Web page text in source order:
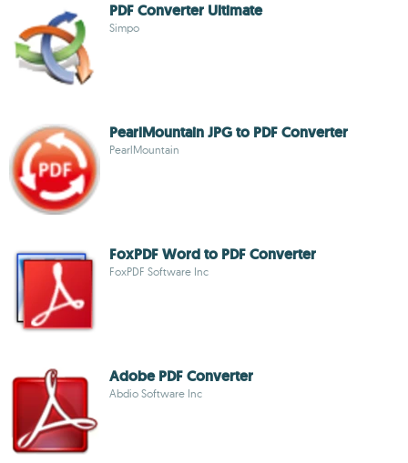
PDF Converter Ultimate
Simpo
PearlMountain JPG to PDF Converter
PearlMountain
FoxPDF Word to PDF Converter
FoxPDF Software Inc
Adobe PDF Converter
Abdio Software Inc